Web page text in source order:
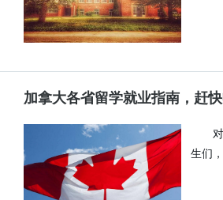
加拿大各省留学就业指南，赶快
生们